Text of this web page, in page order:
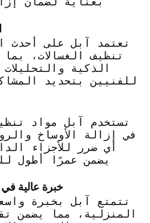
تعتمد آبل على أحدث
تنظيف الغسالات،
الذكية
للفنيين بتحديد
تستخدم آبل مواد
في إزالة الأوساخ
أي ضرر للأجزاء
يضمن عمرًا أطول
4. خبرة عالية
تتمتع آبل بخبرة
المنزلية، مما يضمن